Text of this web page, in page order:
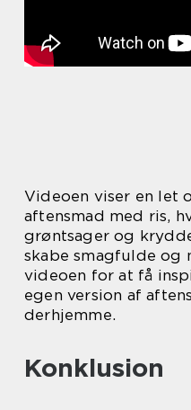
Videoen viser en let
aftensmad med ris,
grøntsager og
skabe smagfulde og
videoen for at få
egen version af
derhjemme.
Konklusion